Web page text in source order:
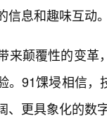
信息和趣味互动
来颠覆性的变革
。91馃埐相信
、更具象化的数